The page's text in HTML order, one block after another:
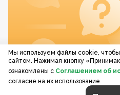
Мы используем файлы cookie,
сайтом. Нажимая кнопку
ознакомлены с Соглашением об
согласие на их использование.